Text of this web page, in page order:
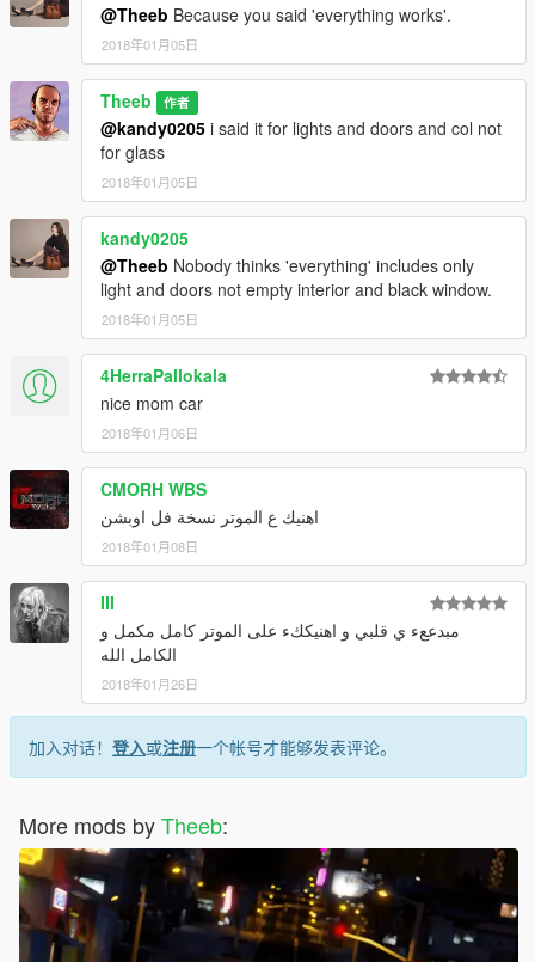
@Theeb Because you said 'everything works'.
2018年01月05日
Theeb 作者
@kandy0205 i said it for lights and doors and col not
for glass
2018年01月05日
kandy0205
@Theeb Nobody thinks 'everything' includes only
light and doors not empty interior and black window.
2018年01月05日
4HerraPallokala
nice mom car
2018年01月06日
CMORH WBS
اهنيك ع الموتر نسخة فل اوبشن
2018年01月08日
III
مبدععء ي قلبي و اهنيككء على الموتر كامل مكمل و
الكامل الله
2018年01月26日
加入对话！ 登入或注册一个帐号才能够发表评论。
More mods byTheeb: